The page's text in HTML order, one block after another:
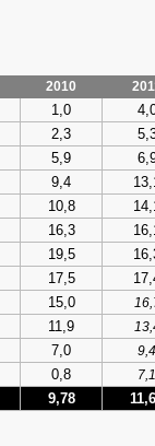
2010
1,0
2,3
5,9
9,4
10,8
16,3
19,5
17,5
15,0
11,9
7,0
9,4
0,8 7,1
9,78